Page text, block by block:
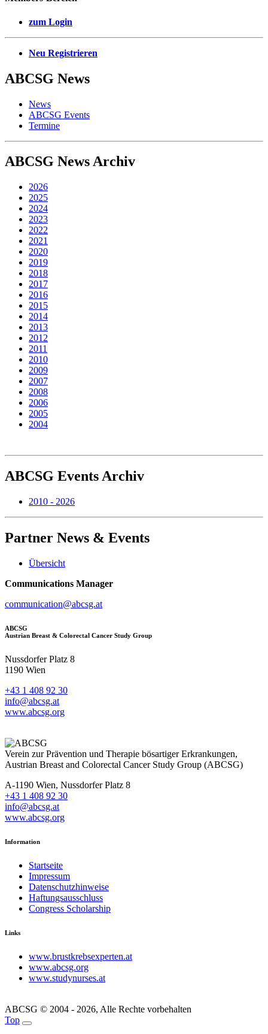
zum Login
Neu Registrieren
ABCSG News
News
ABCSG Events
Termine
ABCSG News Archiv
2026
2025
2024
2023
2022
2021
2020
2019
2018
2017
2016
2015
2014
2013
2012
2011
2010
2009
2007
2008
2006
2005
2004
ABCSG Events Archiv
2010 - 2026
Partner News & Events
Übersicht
Communications Manager
communication@abcsg.at
ABCSG
Austrian Breast & Colorectal Cancer Study Group
Nussdorfer Platz 8
1190 Wien
+43 1 408 92 30
info@abcsg.at
www.abcsg.org
Verein zur Prävention und Therapie bösartiger Erkrankungen,
Austrian Breast and Colorectal Cancer Study Group (ABCSG)
A-1190 Wien, Nussdorfer Platz 8
+43 1 408 92 30
info@abcsg.at
www.abcsg.org
Information
Startseite
Impressum
Datenschutzhinweise
Haftungsausschluss
Congress Scholarship
Links
www.brustkrebsexperten.at
www.abcsg.org
www.studynurses.at
ABCSG © 2004 - 2026, Alle Rechte vorbehalten
Top